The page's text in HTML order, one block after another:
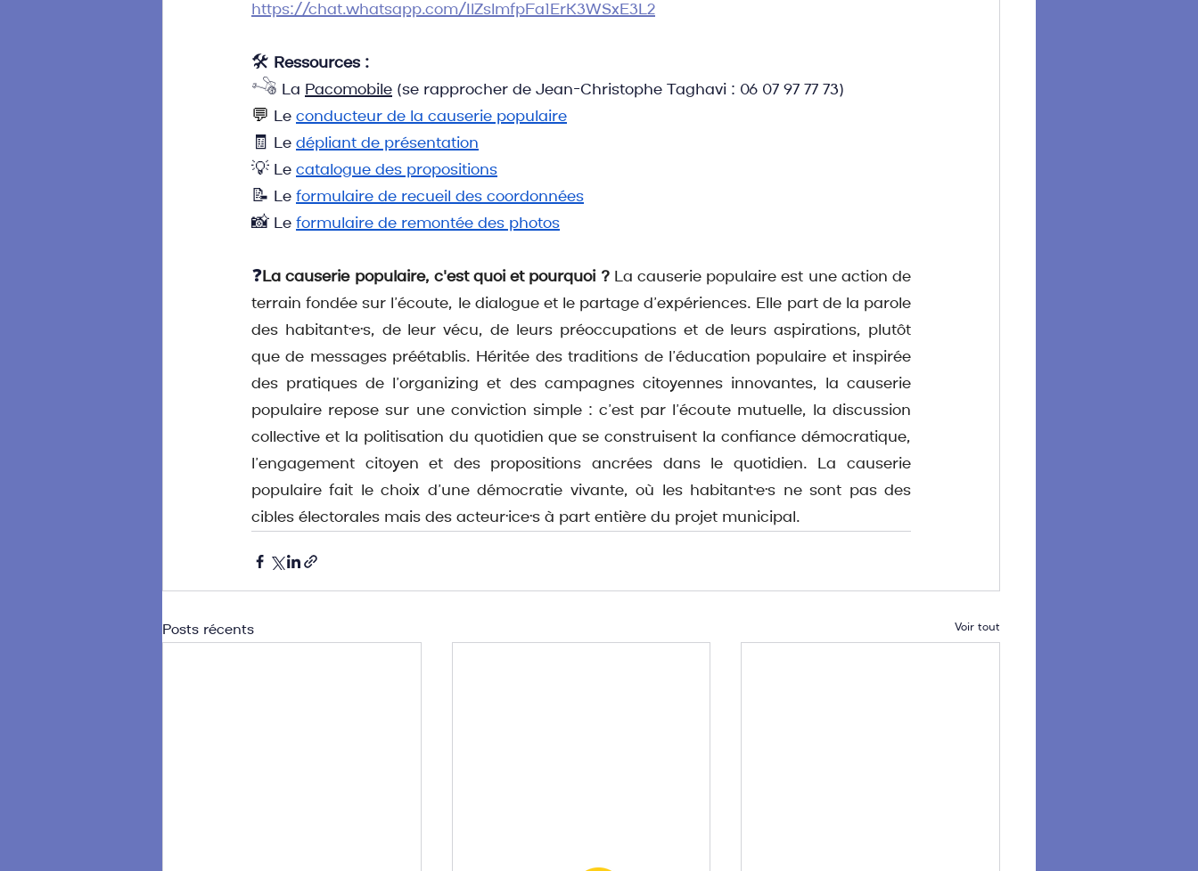
https://chat.whatsapp.com/IlZslmfpFa1ErK3WSxE3L2
🛠️ Ressources :
𓌝 La Pacomobile (se rapprocher de Jean-Christophe Taghavi : 06 07 97 77 73)
💬 Le conducteur de la causerie populaire
🧾 Le dépliant de présentation
💡 Le catalogue des propositions
📝 Le formulaire de recueil des coordonnées
📸 Le formulaire de remontée des photos
❓La causerie populaire, c'est quoi et pourquoi ? La causerie populaire est une action de
terrain fondée sur l’écoute, le dialogue et le partage d’expériences. Elle part de la parole
des habitant·e·s, de leur vécu, de leurs préoccupations et de leurs aspirations, plutôt
que de messages préétablis. Héritée des traditions de l’éducation populaire et inspirée
des pratiques de l’organizing et des campagnes citoyennes innovantes, la causerie
populaire repose sur une conviction simple : c’est par l’écoute mutuelle, la discussion
collective et la politisation du quotidien que se construisent la confiance démocratique,
l’engagement citoyen et des propositions ancrées dans le quotidien. La causerie
populaire fait le choix d’une démocratie vivante, où les habitant·e·s ne sont pas des
cibles électorales mais des acteur·ice·s à part entière du projet municipal.
Posts récents Voir tout